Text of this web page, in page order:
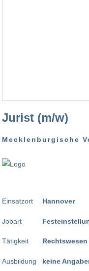
Jurist (m/w)
Mecklenburgische
Einsatzort
Jobart
Tätigkeit
Ausbildung
Hannover
Rechtswesen
keine